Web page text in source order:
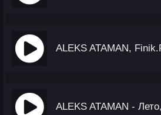
ALEKS ATAMAN,
ALEKS ATAMAN -